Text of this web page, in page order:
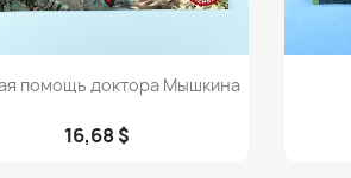
Просмотр
помощь доктора Мышкина
16,68 $